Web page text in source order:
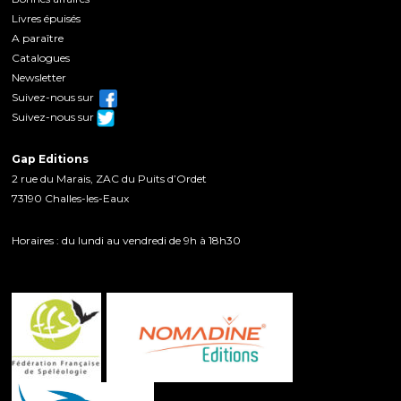
Livres épuisés
A paraître
Catalogues
Newsletter
Suivez-nous sur
Suivez-nous sur
Gap Editions
2 rue du Marais, ZAC du Puits d’Ordet
73190 Challes-les-Eaux
Horaires : du lundi au vendredi de 9h à 18h30